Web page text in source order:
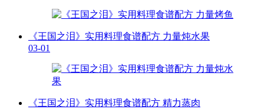
《王国之泪》实用料理食谱配方 力量炖水果
03-01
《王国之泪》实用料理食谱配方 精力蒸肉